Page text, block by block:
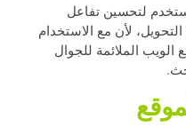
لتحسين تفاعل
لأن مع الاستخدام
الويب الملائمة للجوال